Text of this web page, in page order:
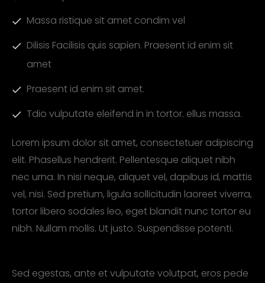
Massa ristique sit amet condim vel
Dilisis Facilisis quis sapien. Praesent id enim sit
amet
Praesent id enim sit amet.
Tdio vulputate eleifend in in tortor. ellus massa.
Lorem ipsum dolor sit amet, consectetuer adipiscing
elit. Phasellus hendrerit. Pellentesque aliquet nibh
nec urna. In nisi neque, aliquet vel, dapibus id, mattis
vel, nisi. Sed pretium, ligula sollicitudin laoreet viverra,
tortor libero sodales leo, eget blandit nunc tortor eu
nibh. Nullam mollis. Ut justo. Suspendisse potenti.
Sed egestas, ante et vulputate volutpat, eros pede